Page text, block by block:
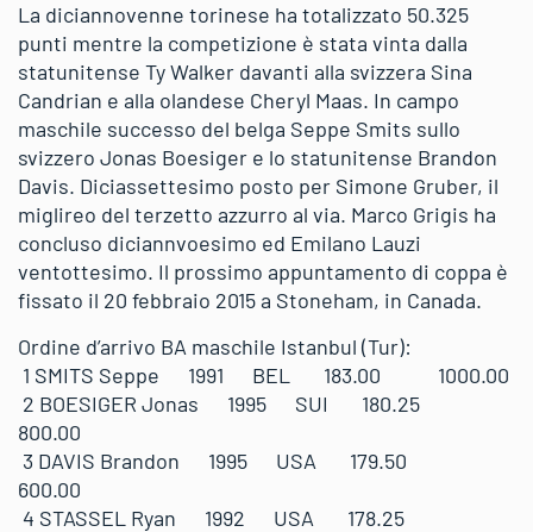
La diciannovenne torinese ha totalizzato 50.325
punti mentre la competizione è stata vinta dalla
statunitense Ty Walker davanti alla svizzera Sina
Candrian e alla olandese Cheryl Maas. In campo
maschile successo del belga Seppe Smits sullo
svizzero Jonas Boesiger e lo statunitense Brandon
Davis. Diciassettesimo posto per Simone Gruber, il
miglireo del terzetto azzurro al via. Marco Grigis ha
concluso diciannvoesimo ed Emilano Lauzi
ventottesimo. Il prossimo appuntamento di coppa è
fissato il 20 febbraio 2015 a Stoneham, in Canada.
Ordine d’arrivo BA maschile Istanbul (Tur):
1 SMITS Seppe 1991 BEL 183.00 1000.00
2 BOESIGER Jonas 1995 SUI 180.25
800.00
3 DAVIS Brandon 1995 USA 179.50
600.00
4 STASSEL Ryan 1992 USA 178.25